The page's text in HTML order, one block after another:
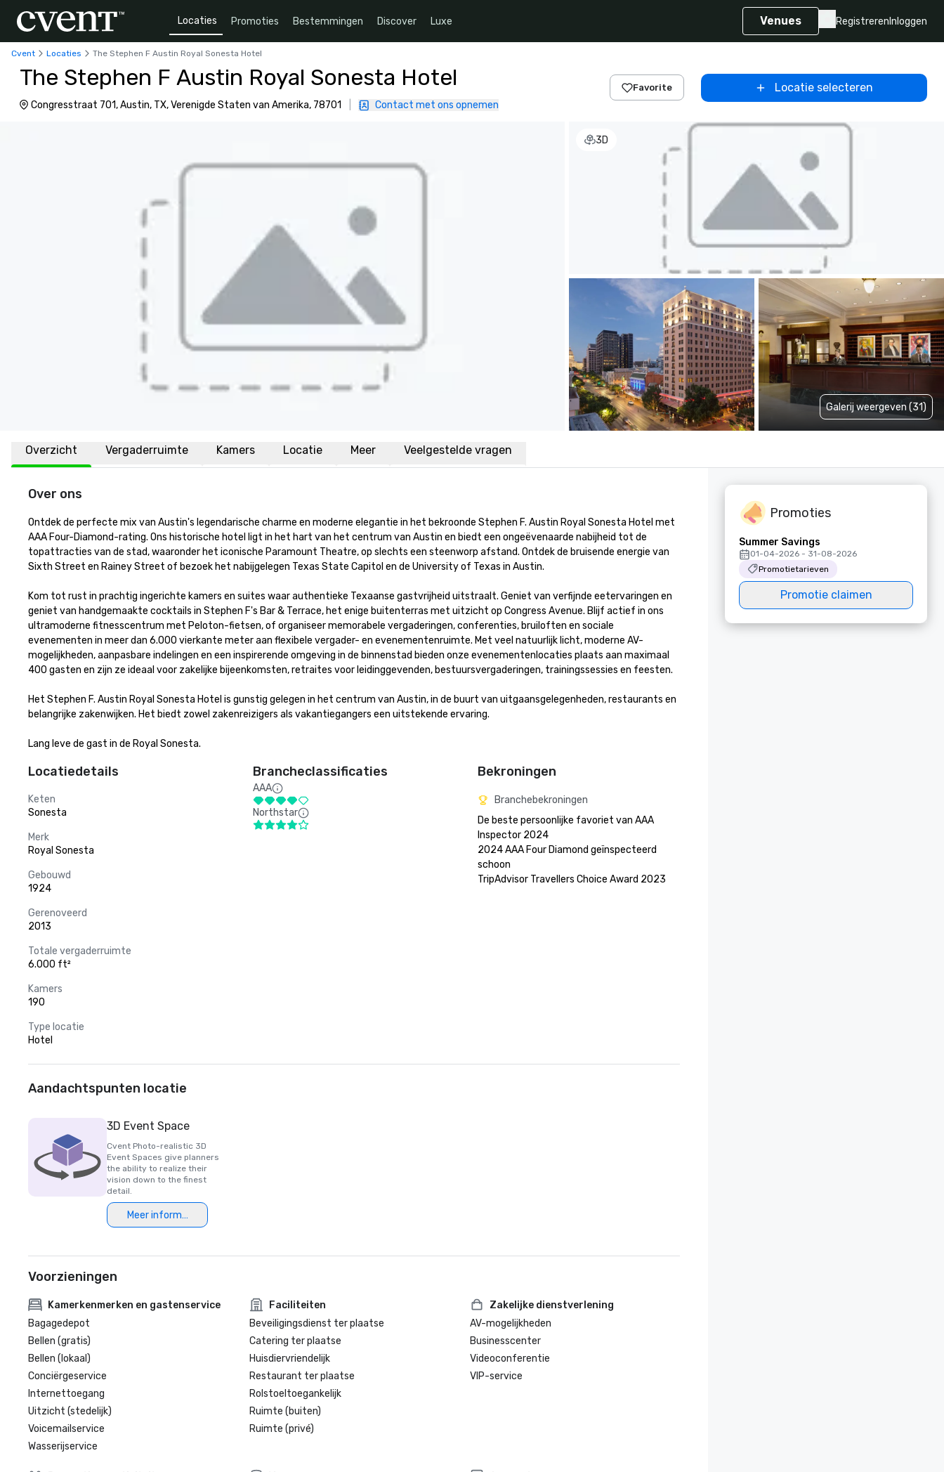
Locaties Promoties Bestemmingen Discover Luxe Venues Registreren Inloggen
Cvent Locaties The Stephen F Austin Royal Sonesta Hotel
The Stephen F Austin Royal Sonesta Hotel
Congresstraat 701, Austin, TX, Verenigde Staten van Amerika, 78701 Contact met ons opnemen
Favorite Locatie selecteren
3D
Galerij weergeven (31)
Overzicht Vergaderruimte Kamers Locatie Meer Veelgestelde vragen
Over ons
Ontdek de perfecte mix van Austin's legendarische charme en moderne elegantie in het bekroonde Stephen F. Austin Royal Sonesta Hotel met
AAA Four-Diamond-rating. Ons historische hotel ligt in het hart van het centrum van Austin en biedt een ongeëvenaarde nabijheid tot de
topattracties van de stad, waaronder het iconische Paramount Theatre, op slechts een steenworp afstand. Ontdek de bruisende energie van
Sixth Street en Rainey Street of bezoek het nabijgelegen Texas State Capitol en de University of Texas in Austin.
Kom tot rust in prachtig ingerichte kamers en suites waar authentieke Texaanse gastvrijheid uitstraalt. Geniet van verfijnde eetervaringen en
geniet van handgemaakte cocktails in Stephen F's Bar & Terrace, het enige buitenterras met uitzicht op Congress Avenue. Blijf actief in ons
ultramoderne fitnesscentrum met Peloton-fietsen, of organiseer memorabele vergaderingen, conferenties, bruiloften en sociale
evenementen in meer dan 6.000 vierkante meter aan flexibele vergader- en evenementenruimte. Met veel natuurlijk licht, moderne AV-
mogelijkheden, aanpasbare indelingen en een inspirerende omgeving in de binnenstad bieden onze evenementenlocaties plaats aan maximaal
400 gasten en zijn ze ideaal voor zakelijke bijeenkomsten, retraites voor leidinggevenden, bestuursvergaderingen, trainingssessies en feesten.
Het Stephen F. Austin Royal Sonesta Hotel is gunstig gelegen in het centrum van Austin, in de buurt van uitgaansgelegenheden, restaurants en
belangrijke zakenwijken. Het biedt zowel zakenreizigers als vakantiegangers een uitstekende ervaring.
Lang leve de gast in de Royal Sonesta.
Locatiedetails
Keten
Sonesta
Merk
Royal Sonesta
Gebouwd
1924
Gerenoveerd
2013
Totale vergaderruimte
6.000 ft²
Kamers
190
Type locatie
Hotel
Brancheclassificaties
AAA
Northstar
Bekroningen
Branchebekroningen
De beste persoonlijke favoriet van AAA
Inspector 2024
2024 AAA Four Diamond geïnspecteerd
schoon
TripAdvisor Travellers Choice Award 2023
Aandachtspunten locatie
3D Event Space
Cvent Photo-realistic 3D
Event Spaces give planners
the ability to realize their
vision down to the finest
detail.
Meer informatie
Voorzieningen
Kamerkenmerken en gastenservice
Bagagedepot
Bellen (gratis)
Bellen (lokaal)
Conciërgeservice
Internettoegang
Uitzicht (stedelijk)
Voicemailservice
Wasserijservice
Faciliteiten
Beveiligingsdienst ter plaatse
Catering ter plaatse
Huisdiervriendelijk
Restaurant ter plaatse
Rolstoeltoegankelijk
Ruimte (buiten)
Ruimte (privé)
Zakelijke dienstverlening
AV-mogelijkheden
Businesscenter
Videoconferentie
VIP-service
Promoties
Summer Savings
01-04-2026 - 31-08-2026
Promotietarieven
Promotie claimen